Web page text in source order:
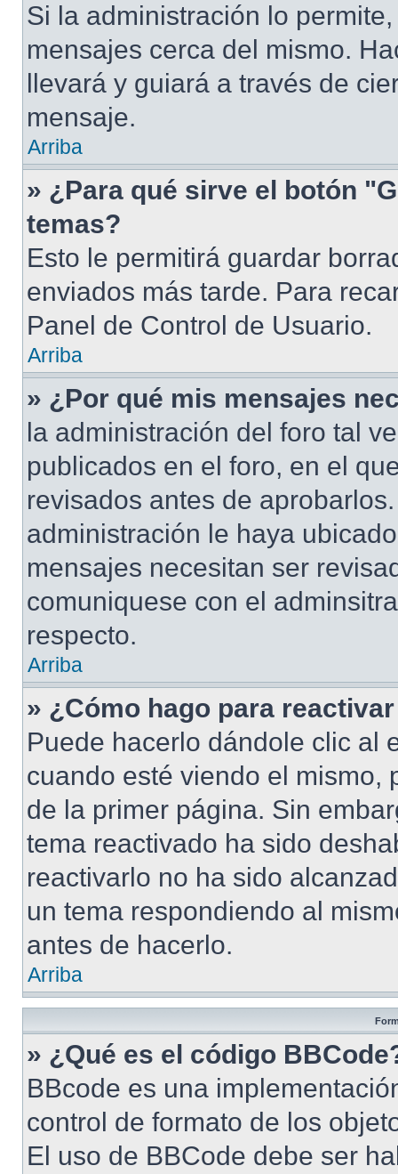
Si la administración lo
mensajes cerca del mismo.
llevará y guiará a través de
mensaje.
Arriba
» ¿Para qué sirve el botón
temas?
Esto le permitirá guardar
enviados más tarde. Para
Panel de Control de Usuario.
Arriba
» ¿Por qué mis mensajes
la administración del foro tal
publicados en el foro, en el
revisados antes de
administración le haya
mensajes necesitan ser
comuniquese con el
respecto.
Arriba
» ¿Cómo hago para
Puede hacerlo dándole clic al
cuando esté viendo el mismo,
de la primer página. Sin
tema reactivado ha sido
reactivarlo no ha sido
un tema respondiendo al
antes de hacerlo.
Arriba
» ¿Qué es el código
BBcode es una
control de formato de los
El uso de BBCode debe ser